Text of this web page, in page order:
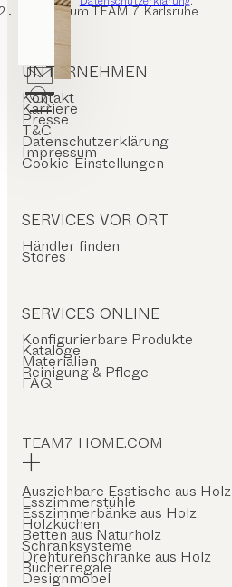
Impressum TEAM 7 Karlsruhe
UNTERNEHMEN
Kontakt
Karriere
Presse
T&C
Datenschutzerklärung
Impressum
Cookie-Einstellungen
SERVICES VOR ORT
Händler finden
Stores
SERVICES ONLINE
Konfigurierbare Produkte
Kataloge
Materialien
Reinigung & Pflege
FAQ
TEAM7-HOME.COM
Ausziehbare Esstische aus Holz
Esszimmerstühle
Esszimmerbänke aus Holz
Holzküchen
Betten aus Naturholz
Schranksysteme
Drehtürenschränke aus Holz
Bücherregale
Designmöbel